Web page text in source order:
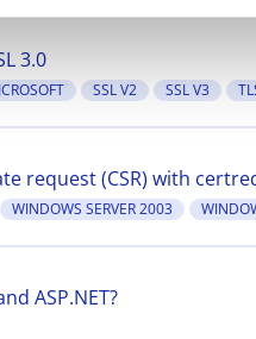
3.0
SSL V2 SSL V3
request (CSR) with
WINDOWS SERVER 2003
ASP.NET?